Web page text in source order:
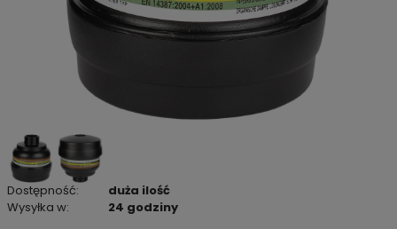
Dostępność:
duża ilość
Wysyłka w:
24 godziny